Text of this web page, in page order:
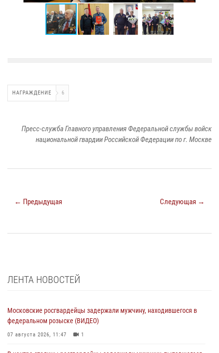
НАГРАЖДЕНИЕ 6
Пресс-служба Главного управления Федеральной службы войск
национальной гвардии Российской Федерации по г. Москве
← Предыдущая Следующая →
ЛЕНТА НОВОСТЕЙ
Московские росгвардейцы задержали мужчину, находившегося в
федеральном розыске (ВИДЕО)
07 августа 2026, 11:47 1